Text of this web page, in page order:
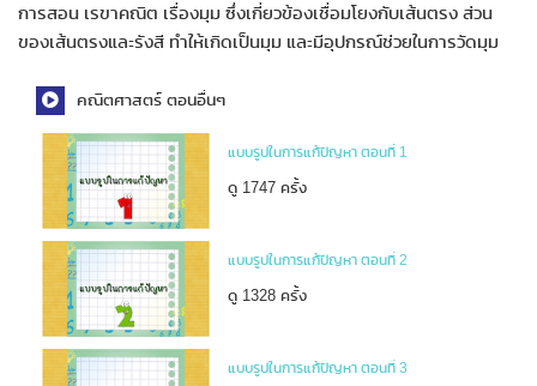
การสอน เรขาคณิต เรื่องมุม ซึ่งเกี่ยวข้องเชื่อมโยงกับเส้นตรง ส่วน
ของเส้นตรงและรังสี ทำให้เกิดเป็นมุม และมีอุปกรณ์ช่วยในการวัดมุม
คณิตศาสตร์ ตอนอื่นๆ
แบบรูปในการแก้ปัญหา ตอนที่ 1
ดู 1747 ครั้ง
แบบรูปในการแก้ปัญหา ตอนที่ 2
ดู 1328 ครั้ง
แบบรูปในการแก้ปัญหา ตอนที่ 3